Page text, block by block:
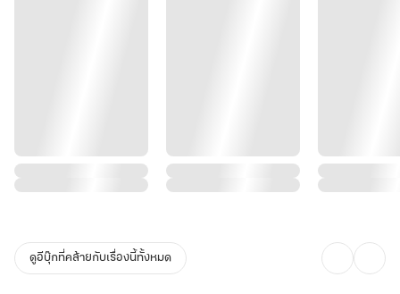
ดูอีบุ๊กที่คล้ายกับเรื่องนี้ทั้งหมด